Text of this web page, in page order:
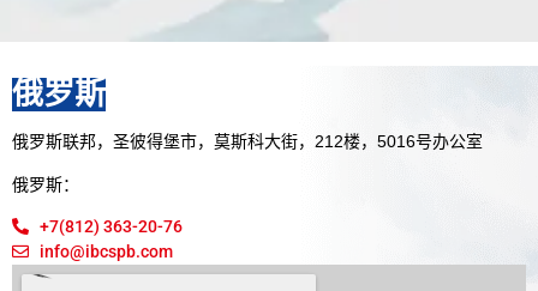
俄罗斯
俄罗斯联邦，圣彼得堡市，莫斯科大街，212楼，5016号办公室
俄罗斯：
+7(812) 363-20-76
info@ibcspb.com